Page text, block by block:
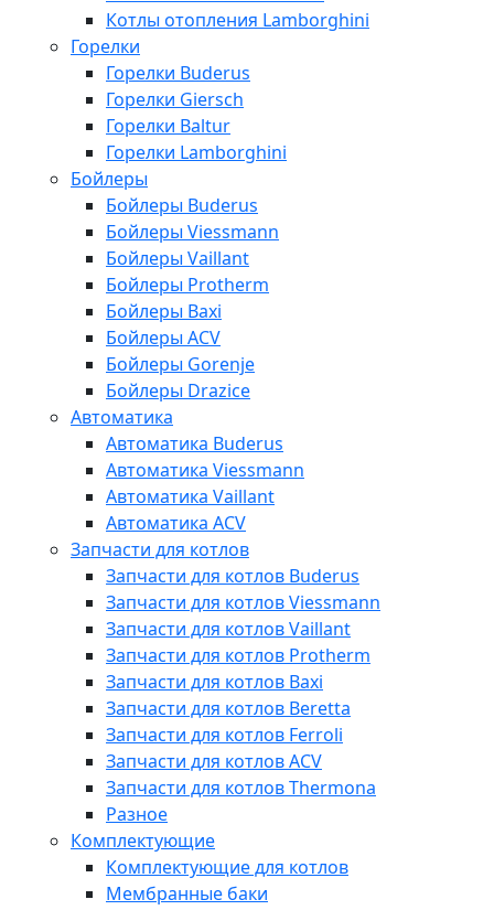
Котлы отопления Lamborghini
Горелки
Горелки Buderus
Горелки Giersch
Горелки Baltur
Горелки Lamborghini
Бойлеры
Бойлеры Buderus
Бойлеры Viessmann
Бойлеры Vaillant
Бойлеры Protherm
Бойлеры Baxi
Бойлеры ACV
Бойлеры Gorenje
Бойлеры Drazice
Автоматика
Автоматика Buderus
Автоматика Viessmann
Автоматика Vaillant
Автоматика ACV
Запчасти для котлов
Запчасти для котлов Buderus
Запчасти для котлов Viessmann
Запчасти для котлов Vaillant
Запчасти для котлов Protherm
Запчасти для котлов Baxi
Запчасти для котлов Beretta
Запчасти для котлов Ferroli
Запчасти для котлов ACV
Запчасти для котлов Thermona
Разное
Комплектующие
Комплектующие для котлов
Мембранные баки